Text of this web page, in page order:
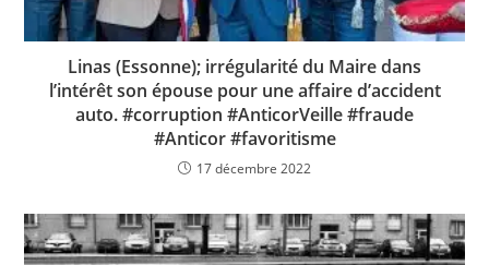
Linas (Essonne); irrégularité du Maire dans
l’intérêt son épouse pour une affaire d’accident
auto. #corruption #AnticorVeille #fraude
#Anticor #favoritisme
17 décembre 2022